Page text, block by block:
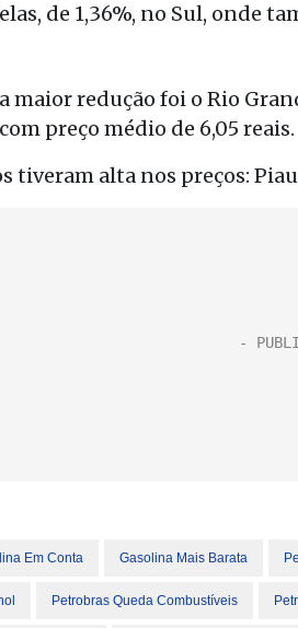
de 1,36%, no Sul, onde
maior redução foi o Rio
preço médio de 6,05 reais.
tiveram alta nos preços:
Em Conta Gasolina Mais Barata
Petrobras Queda Combustíveis